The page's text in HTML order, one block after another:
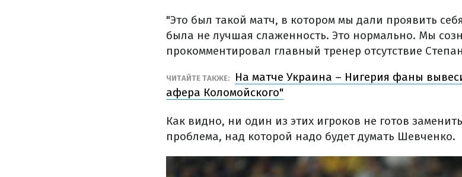
"Это был такой матч, в котором мы дали проявить
была не лучшая слаженность. Это нормально. Мы
прокомментировал главный тренер отсутствие
ЧИТАЙТЕ ТАКЖЕ: На матче Украина – Нигерия фаны
афера Коломойского"
Как видно, ни один из этих игроков не готов
проблема, над которой надо будет думать Шевченко.